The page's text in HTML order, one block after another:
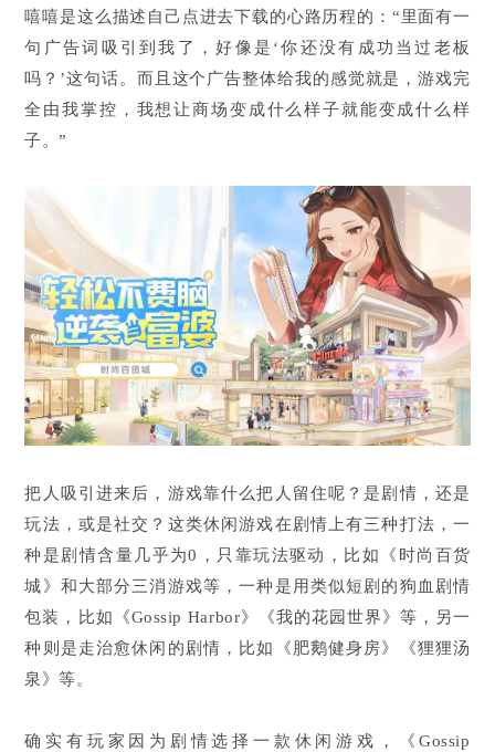
嘻嘻是这么描述自己点进去下载的心路历程的：“里面有一
句广告词吸引到我了，好像是‘你还没有成功当过老板
吗？’这句话。而且这个广告整体给我的感觉就是，游戏完
全由我掌控，我想让商场变成什么样子就能变成什么样
子。”
把人吸引进来后，游戏靠什么把人留住呢？是剧情，还是
玩法，或是社交？这类休闲游戏在剧情上有三种打法，一
种是剧情含量几乎为0，只靠玩法驱动，比如《时尚百货
城》和大部分三消游戏等，一种是用类似短剧的狗血剧情
包装，比如《Gossip Harbor》《我的花园世界》等，另一
种则是走治愈休闲的剧情，比如《肥鹅健身房》《狸狸汤
泉》等。
确实有玩家因为剧情选择一款休闲游戏，《Gossip